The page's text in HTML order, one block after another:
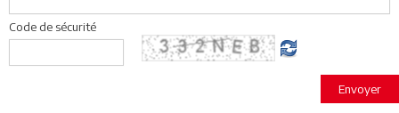
Code de sécurité
Envoyer